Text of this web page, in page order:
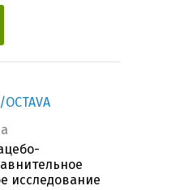
исследование